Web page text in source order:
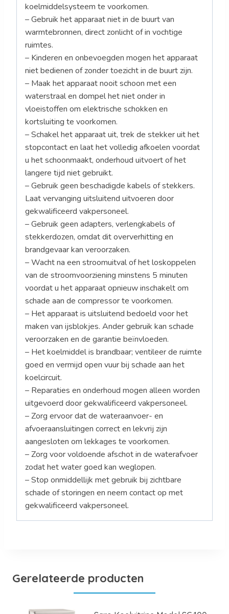
koelmiddelsysteem te voorkomen.
– Gebruik het apparaat niet in de buurt van
warmtebronnen, direct zonlicht of in vochtige
ruimtes.
– Kinderen en onbevoegden mogen het apparaat
niet bedienen of zonder toezicht in de buurt zijn.
– Maak het apparaat nooit schoon met een
waterstraal en dompel het niet onder in
vloeistoffen om elektrische schokken en
kortsluiting te voorkomen.
– Schakel het apparaat uit, trek de stekker uit het
stopcontact en laat het volledig afkoelen voordat
u het schoonmaakt, onderhoud uitvoert of het
langere tijd niet gebruikt.
– Gebruik geen beschadigde kabels of stekkers.
Laat vervanging uitsluitend uitvoeren door
gekwalificeerd vakpersoneel.
– Gebruik geen adapters, verlengkabels of
stekkerdozen, omdat dit oververhitting en
brandgevaar kan veroorzaken.
– Wacht na een stroomuitval of het loskoppelen
van de stroomvoorziening minstens 5 minuten
voordat u het apparaat opnieuw inschakelt om
schade aan de compressor te voorkomen.
– Het apparaat is uitsluitend bedoeld voor het
maken van ijsblokjes. Ander gebruik kan schade
veroorzaken en de garantie beïnvloeden.
– Het koelmiddel is brandbaar; ventileer de ruimte
goed en vermijd open vuur bij schade aan het
koelcircuit.
– Reparaties en onderhoud mogen alleen worden
uitgevoerd door gekwalificeerd vakpersoneel.
– Zorg ervoor dat de wateraanvoer- en
afvoeraansluitingen correct en lekvrij zijn
aangesloten om lekkages te voorkomen.
– Zorg voor voldoende afschot in de waterafvoer
zodat het water goed kan weglopen.
– Stop onmiddellijk met gebruik bij zichtbare
schade of storingen en neem contact op met
gekwalificeerd vakpersoneel.
Gerelateerde producten